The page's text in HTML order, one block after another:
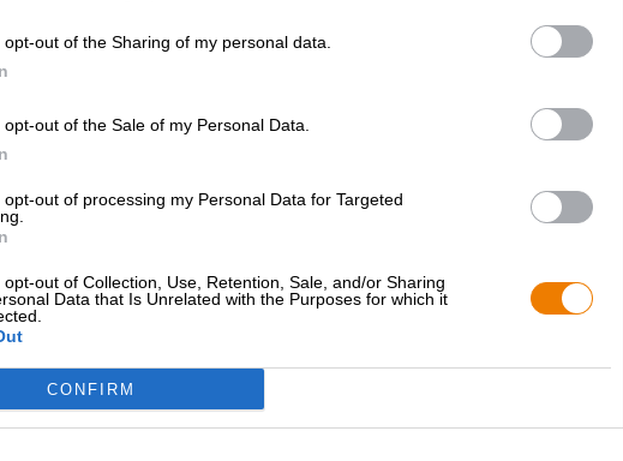
opt-out of the Sharing of my personal data.
opt-out of the Sale of my Personal Data.
opt-out of processing my Personal Data for Targeted
opt-out of Collection, Use, Retention, Sale, and/or Sharing
Data that Is Unrelated with the Purposes for which it
CONFIRM
bestelling worden geannuleerd